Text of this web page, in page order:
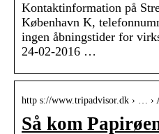
Kontaktinformation på
København K,
ingen åbningstider for
24-02-2016 …
http s://www.tripadvisor.dk › … ›
Så kom